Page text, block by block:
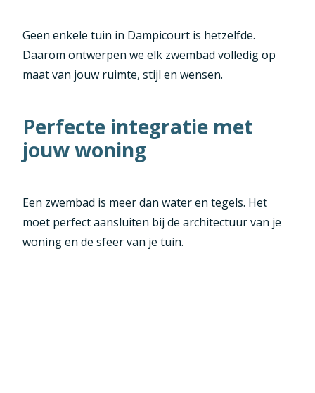
Geen enkele tuin in Dampicourt is hetzelfde.
Daarom ontwerpen we elk zwembad volledig op
maat van jouw ruimte, stijl en wensen.
Perfecte integratie met
jouw woning
Een zwembad is meer dan water en tegels. Het
moet perfect aansluiten bij de architectuur van je
woning en de sfeer van je tuin.